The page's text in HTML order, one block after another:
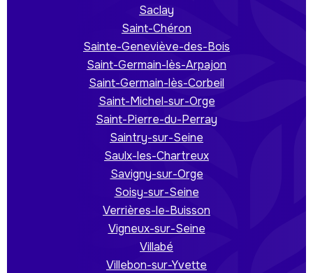
Saclay
Saint-Chéron
Sainte-Geneviève-des-Bois
Saint-Germain-lès-Arpajon
Saint-Germain-lès-Corbeil
Saint-Michel-sur-Orge
Saint-Pierre-du-Perray
Saintry-sur-Seine
Saulx-les-Chartreux
Savigny-sur-Orge
Soisy-sur-Seine
Verrières-le-Buisson
Vigneux-sur-Seine
Villabé
Villebon-sur-Yvette